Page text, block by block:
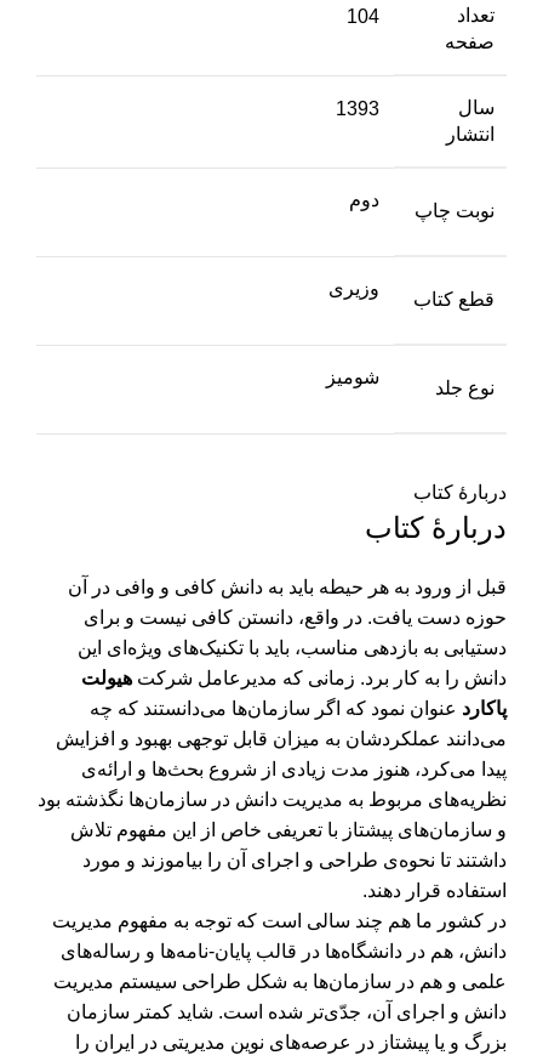
تعداد
صفحه
104
سال
انتشار
1393
نوبت چاپ
دوم
قطع کتاب
وزیری
نوع جلد
شومیز
دربارهٔ کتاب
دربارهٔ کتاب
قبل از ورود به هر حیطه باید به دانش کافی و وافی در آن
حوزه دست یافت. در واقع، دانستن کافی نیست و برای
دستیابی به بازدهی مناسب، باید با تکنیک‌های ویژه‌ای این
دانش را به کار برد. زمانی که مدیرعامل شرکت هیولت
پاکارد عنوان نمود که اگر سازمان‌ها می‌دانستند که چه
می‌دانند عملکردشان به میزان قابل توجهی بهبود و افزایش
پیدا می‌کرد، هنوز مدت زیادی از شروع بحث‌ها و ارائه‌ی
نظریه‌های مربوط به مدیریت دانش در سازمان‌ها نگذشته بود
و سازمان‌های پیشتاز با تعریفی خاص از این مفهوم تلاش
داشتند تا نحوه‌ی طراحی و اجرای آن را بیاموزند و مورد
استفاده قرار دهند.
در کشور ما هم چند سالی است که توجه به مفهوم مدیریت
دانش، هم در دانشگاه‌ها در قالب پایان-نامه‌ها و رساله‌های
علمی و هم در سازمان‌ها به شکل طراحی سیستم مدیریت
دانش و اجرای آن، جدّی‌تر شده است. شاید کمتر سازمان
بزرگ و یا پیشتاز در عرصه‌های نوین مدیریتی در ایران را